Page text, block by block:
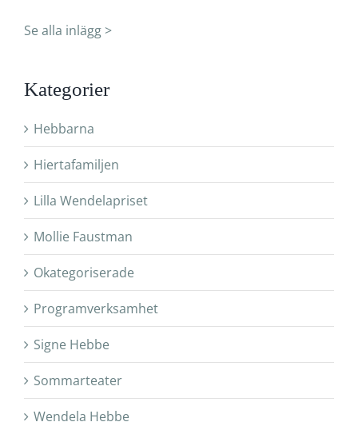
Se alla inlägg >
Kategorier
Hebbarna
Hiertafamiljen
Lilla Wendelapriset
Mollie Faustman
Okategoriserade
Programverksamhet
Signe Hebbe
Sommarteater
Wendela Hebbe